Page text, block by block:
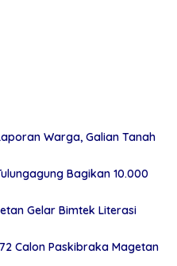
Warga, Galian Tanah
Bagikan 10.000
Gelar Bimtek Literasi
Calon Paskibraka Magetan